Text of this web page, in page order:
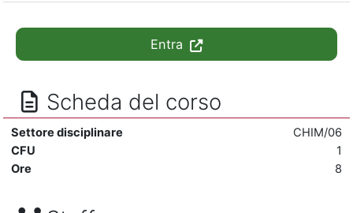
Entra
Scheda del corso
Settore disciplinare
CHIM/06
CFU
1
Ore
8